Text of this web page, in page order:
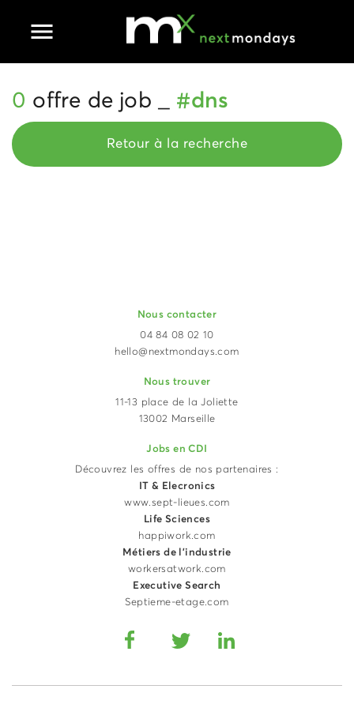
Ouvrir le menu principal
0 offre de job _ #dns
Retour à la recherche
Nous contacter
04 84 08 02 10
hello@nextmondays.com
Nous trouver
11-13 place de la Joliette
13002 Marseille
Jobs en CDI
Découvrez les offres de nos partenaires :
IT & Elecronics
www.sept-lieues.com
Life Sciences
happiwork.com
Métiers de l'industrie
workersatwork.com
Executive Search
Septieme-etage.com